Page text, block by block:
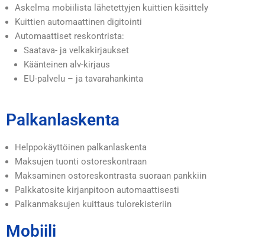
Askelma mobiilista lähetettyjen kuittien käsittely
Kuittien automaattinen digitointi
Automaattiset reskontrista:
Saatava- ja velkakirjaukset
Käänteinen alv-kirjaus
EU-palvelu – ja tavarahankinta
Palkanlaskenta
Helppokäyttöinen palkanlaskenta
Maksujen tuonti ostoreskontraan
Maksaminen ostoreskontrasta suoraan pankkiin
Palkkatosite kirjanpitoon automaattisesti
Palkanmaksujen kuittaus tulorekisteriin
Mobiili